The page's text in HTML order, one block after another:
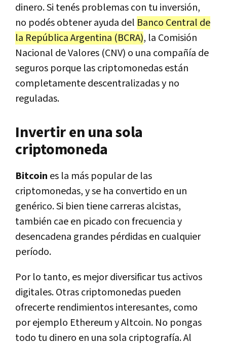
dinero. Si tenés problemas con tu inversión,
no podés obtener ayuda del Banco Central de
la República Argentina (BCRA), la Comisión
Nacional de Valores (CNV) o una compañía de
seguros porque las criptomonedas están
completamente descentralizadas y no
reguladas.
Invertir en una sola
criptomoneda
Bitcoin es la más popular de las
criptomonedas, y se ha convertido en un
genérico. Si bien tiene carreras alcistas,
también cae en picado con frecuencia y
desencadena grandes pérdidas en cualquier
período.
Por lo tanto, es mejor diversificar tus activos
digitales. Otras criptomonedas pueden
ofrecerte rendimientos interesantes, como
por ejemplo Ethereum y Altcoin. No pongas
todo tu dinero en una sola criptografía. Al